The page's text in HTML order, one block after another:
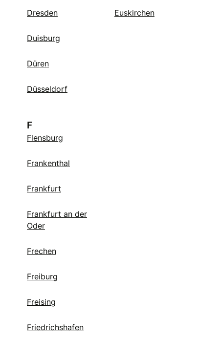
Dresden
Duisburg
Düren
Düsseldorf
Euskirchen
F
Flensburg
Frankenthal
Frankfurt
Frankfurt an der
Oder
Frechen
Freiburg
Freising
Friedrichshafen